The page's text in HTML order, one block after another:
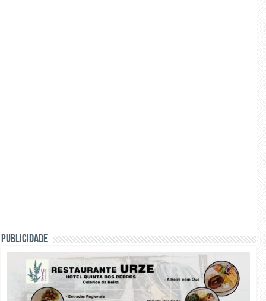
PUBLICIDADE